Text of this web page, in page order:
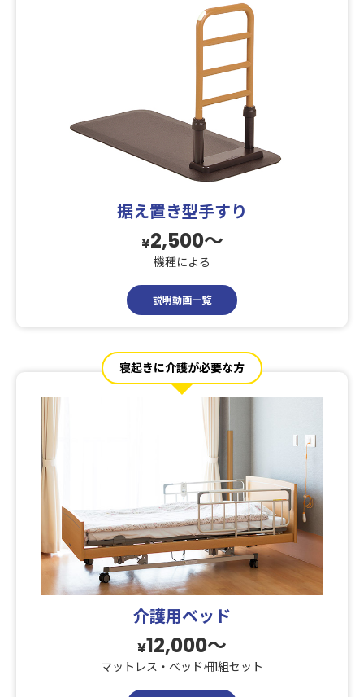
据え置き型手すり
¥2,500〜
機種による
説明動画一覧
寝起きに介護が必要な方
介護用ベッド
¥12,000〜
マットレス・ベッド柵1組セット